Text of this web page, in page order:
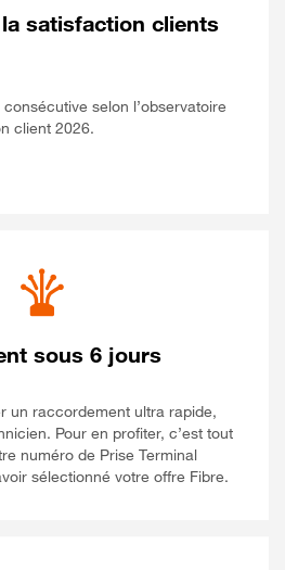
satisfaction clients
selon l’observatoire
client 2026.
sous 6 jours
un raccordement ultra rapide,
Pour en profiter, c’est tout
numéro de Prise Terminal
sélectionné votre offre Fibre.